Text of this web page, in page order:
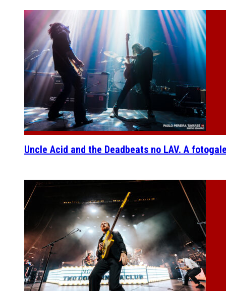
Uncle Acid and the Deadbeats no LAV. A